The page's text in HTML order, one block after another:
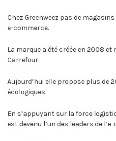
Chez Greenweez pas de
e-commerce.
La marque a été créée en 2008 et
Carrefour.
Aujourd’hui elle propose plus de
écologiques.
En s’appuyant sur la force
est devenu l’un des leaders de